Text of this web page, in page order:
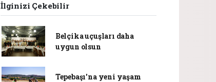
İlginizi Çekebilir
Belçika uçuşları daha
uygun olsun
Tepebaşı'na yeni yaşam